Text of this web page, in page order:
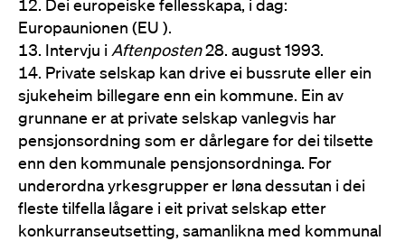
Dei europeiske fellesskapa, i dag:
Europaunionen (EU ).
Intervju i Aftenposten28. august 1993.
Private selskap kan drive ei bussrute eller ein
sjukeheim billegare enn ein kommune. Ein av
grunnane er at private selskap vanlegvis har
pensjonsordning som er dårlegare for dei tilsette
enn den kommunale pensjonsordninga. For
underordna yrkesgrupper er løna dessutan i dei
fleste tilfella lågare i eit privat selskap etter
konkurranseutsetting, samanlikna med kommunal